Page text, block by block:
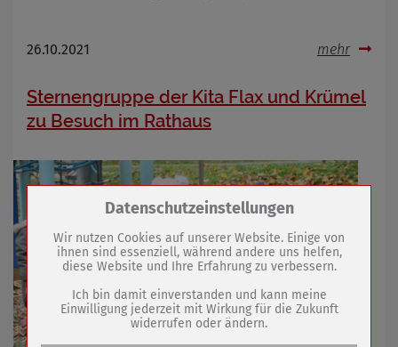
26.10.2021 mehr
Sternengruppe der Kita Flax und Krümel
zu Besuch im Rathaus
Zum Betrieb der Seite notwendige Cookies /
Name
PHP Session Cookie
Anbieter
Eigentümer dieser Website (Wenko-
Wenselaar GmbH & Co. KG)
Absicherung Kontaktformular / SPAM
Datenschutzeinstellungen
Wir nutzen Cookies auf unserer Website. Einige von
ihnen sind essenziell, während andere uns helfen,
diese Website und Ihre Erfahrung zu verbessern.
Ich bin damit einverstanden und kann meine
Einwilligung jederzeit mit Wirkung für die Zukunft
widerrufen oder ändern.